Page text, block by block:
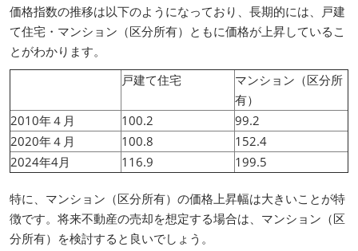
価格指数の推移は以下のようになっており、長期的には、戸建
て住宅・マンション（区分所有）ともに価格が上昇しているこ
とがわかります。
戸建て住宅
マンション（区分所
有）
2010年４月
100.2
99.2
2020年４月
100.8
152.4
2024年4月
116.9 199.5
特に、マンション（区分所有）の価格上昇幅は大きいことが特
徴です。将来不動産の売却を想定する場合は、マンション（区
分所有）を検討すると良いでしょう。